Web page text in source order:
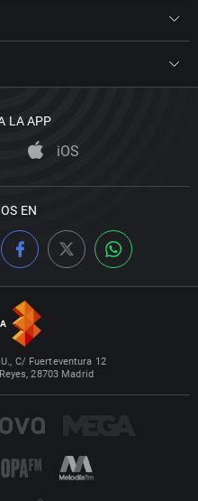
LA APP
iOS
EN
C/ Fuerteventura 12
28703 Madrid